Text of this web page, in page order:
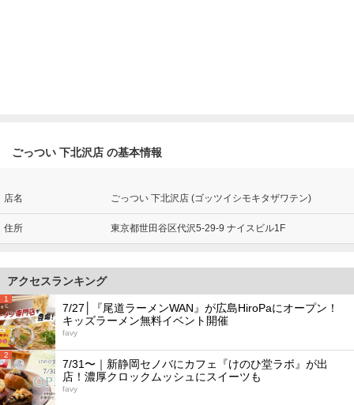
ごっつい 下北沢店 の基本情報
店名 ごっつい 下北沢店 (ゴッツイシモキタザワテン)
住所 東京都世田谷区代沢5-29-9 ナイスビル1F
アクセスランキング
1
7/27│『尾道ラーメンWAN』が広島HiroPaにオープン！
キッズラーメン無料イベント開催
favy
2
7/31〜｜新静岡セノバにカフェ『けのひ堂ラボ』が出
店！濃厚クロックムッシュにスイーツも
favy